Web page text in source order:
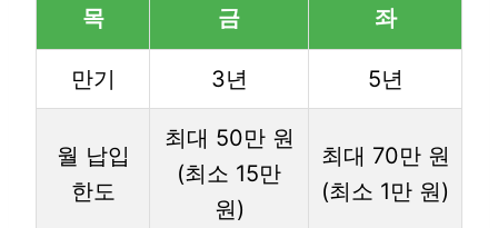
목
금
좌
만기 3년 5년
월 납입
한도
최대 50만 원
(최소 15만
원)
최대 70만 원
(최소 1만 원)